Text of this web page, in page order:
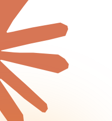
& Android
Tech
Mobile
Web